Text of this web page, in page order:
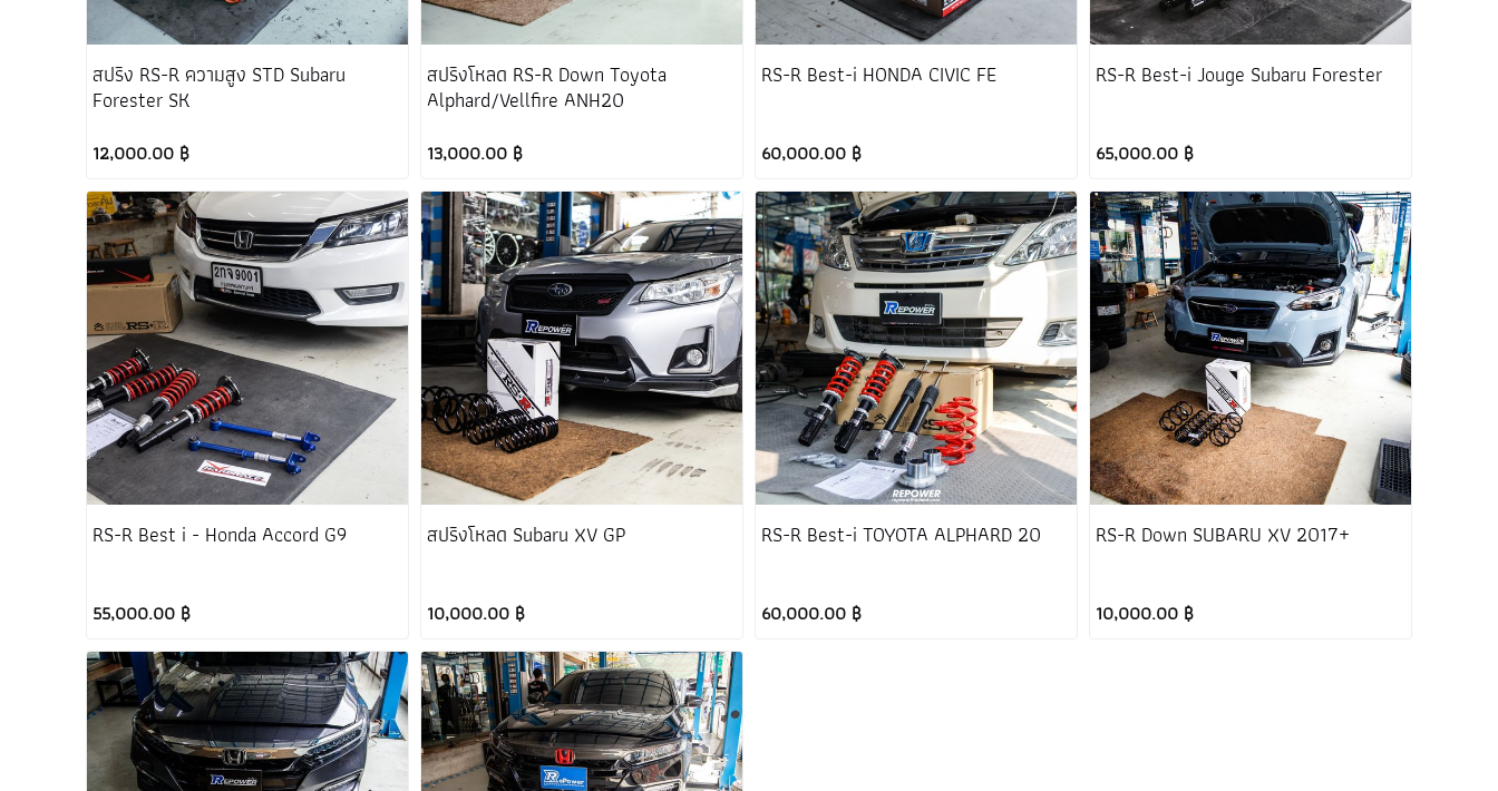
สปริง RS-R ความสูง STD Subaru
Forester SK
12,000.00 ฿
สปริงโหลด RS-R Down Toyota
Alphard/Vellfire ANH20
13,000.00 ฿
RS-R Best-i HONDA CIVIC FE
60,000.00 ฿
RS-R Best-i Jouge Subaru Forester
65,000.00 ฿
RS-R Best i - Honda Accord G9
55,000.00 ฿
สปริงโหลด Subaru XV GP
10,000.00 ฿
RS-R Best-i TOYOTA ALPHARD 20
60,000.00 ฿
RS-R Down SUBARU XV 2017+
10,000.00 ฿